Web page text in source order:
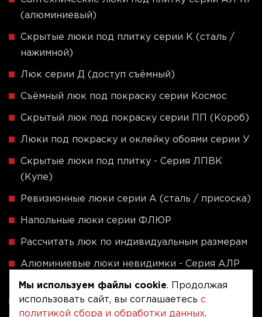
(алюминиевый)
Скрытые люки под плитку серии K (сталь /
нажимной)
Люк серии Д (доступ съёмный)
Съёмный люк под покраску серии Космос
Скрытый люк под покраску серии ПП (Короб)
Люки под покраску и оклейку обоями серии У
Скрытые люки под плитку - Серия ЛПВК
(Купе)
Ревизионные люки серии A (сталь / присоска)
Напольные люки серии ФЛЮР
Рассчитать люк по индивидуальным размерам
Алюминиевые люки невидимки - Серия АЛР
(присоска)
Ревизионные люки на заказ под размер
Мы используем файлы cookie. Продолжая
использовать сайт, вы соглашаетесь с
политикой сбора и обработки данных.